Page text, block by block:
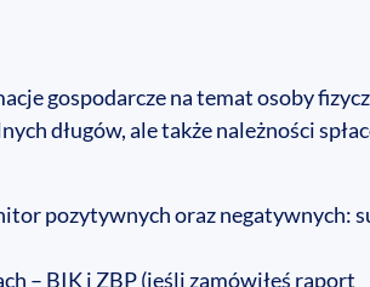
gospodarcze na temat osoby
długów, ale także należności
pozytywnych oraz negatywnych:
– BIK i ZBP (jeśli zamówiłeś raport